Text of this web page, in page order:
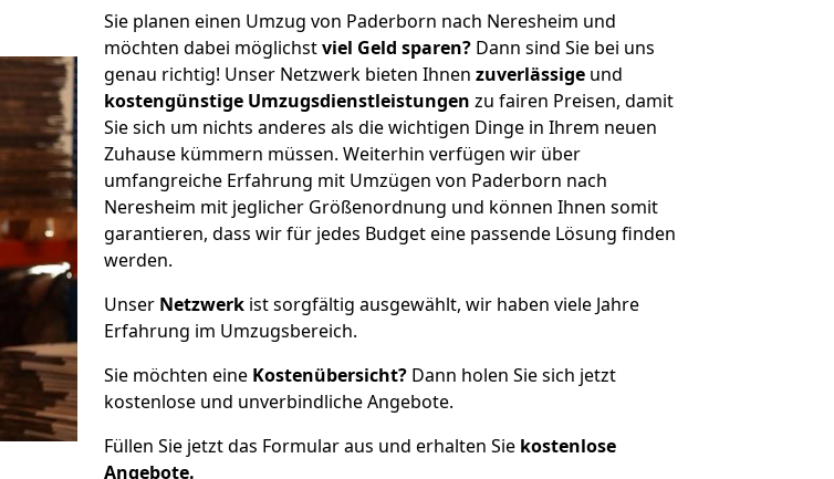
Sie planen einen Umzug von Paderborn nach Neresheim und
möchten dabei möglichstviel Geld sparen? Dann sind Sie bei uns
genau richtig! Unser Netzwerk bieten Ihnen zuverlässige und
kostengünstige Umzugsdienstleistungen zu fairen Preisen, damit
Sie sich um nichts anderes als die wichtigen Dinge in Ihrem neuen
Zuhause kümmern müssen. Weiterhin verfügen wir über
umfangreiche Erfahrung mit Umzügen von Paderborn nach
Neresheim mit jeglicher Größenordnung und können Ihnen somit
garantieren, dass wir für jedes Budget eine passende Lösung finden
werden.
Unser Netzwerk ist sorgfältig ausgewählt, wir haben viele Jahre
Erfahrung im Umzugsbereich.
Sie möchten eine Kostenübersicht? Dann holen Sie sich jetzt
kostenlose und unverbindliche Angebote.
Füllen Sie jetzt das Formular aus und erhalten Sie kostenlose
Angebote.